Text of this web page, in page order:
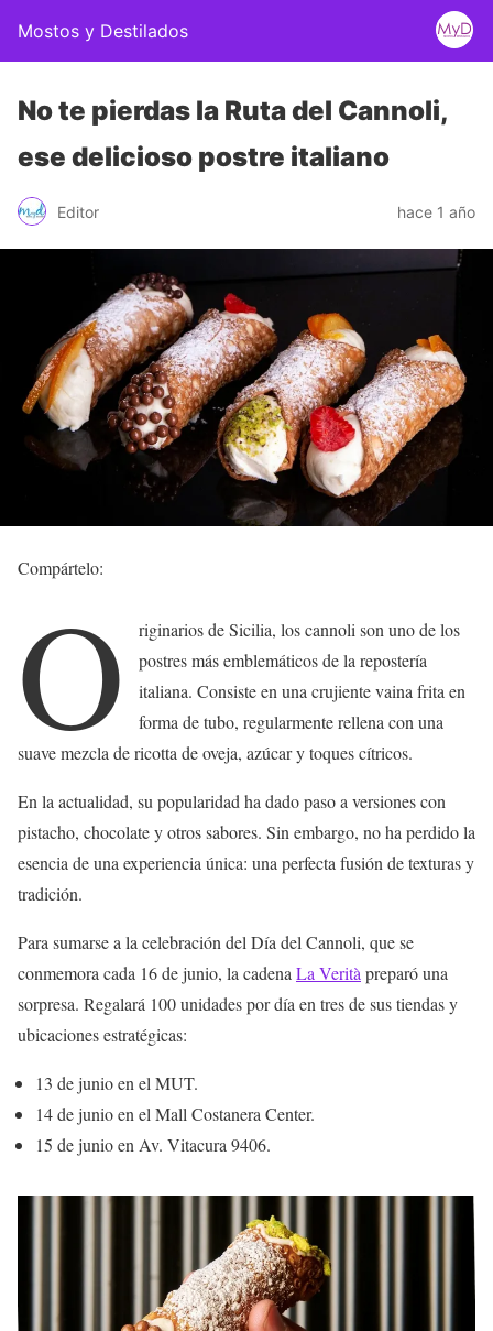
Mostos y Destilados
No te pierdas la Ruta del Cannoli,
ese delicioso postre italiano
Editor hace 1 año
Compártelo:
O
riginarios de Sicilia, los cannoli son uno de los
postres más emblemáticos de la repostería
italiana. Consiste en una crujiente vaina frita en
forma de tubo, regularmente rellena con una
suave mezcla de ricotta de oveja, azúcar y toques cítricos.
En la actualidad, su popularidad ha dado paso a versiones con
pistacho, chocolate y otros sabores. Sin embargo, no ha perdido la
esencia de una experiencia única: una perfecta fusión de texturas y
tradición.
Para sumarse a la celebración del Día del Cannoli, que se
conmemora cada 16 de junio, la cadena La Verità preparó una
sorpresa. Regalará 100 unidades por día en tres de sus tiendas y
ubicaciones estratégicas:
13 de junio en el MUT.
14 de junio en el Mall Costanera Center.
15 de junio en Av. Vitacura 9406.